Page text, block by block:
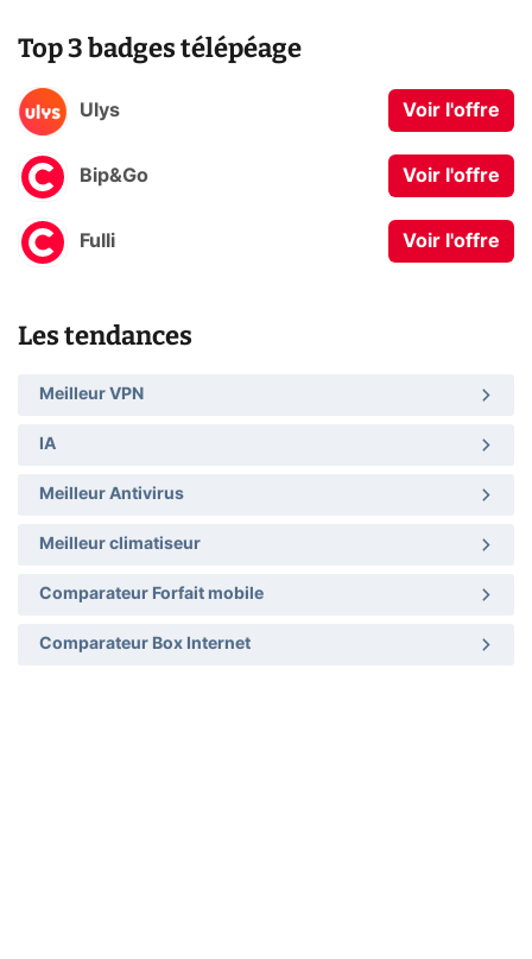
Top 3 badges télépéage
Ulys Voir l'offre
Bip&Go Voir l'offre
Fulli Voir l'offre
Les tendances
Meilleur VPN
IA
Meilleur Antivirus
Meilleur climatiseur
Comparateur Forfait mobile
Comparateur Box Internet